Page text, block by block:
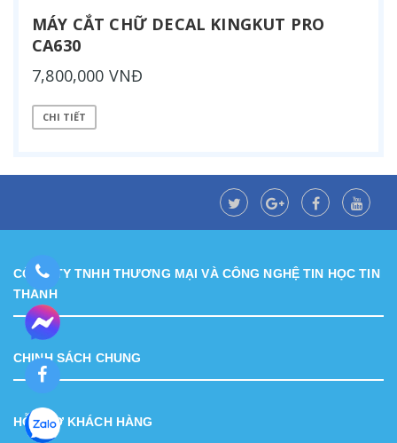
MÁY CẮT CHỮ DECAL KINGKUT PRO
CA630
7,800,000 VNĐ
CHI TIẾT
CÔNG TY TNHH THƯƠNG MẠI VÀ CÔNG NGHỆ TIN HỌC TIN
THÀNH
CHINH SÁCH CHUNG
HỖ TRỢ KHÁCH HÀNG